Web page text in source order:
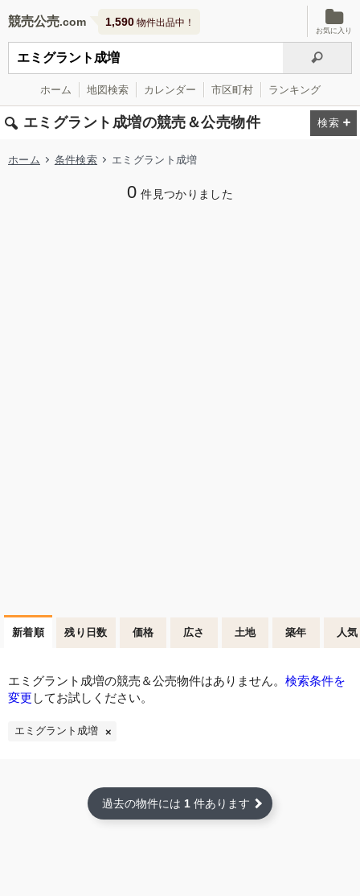
競売公売 1,590 物件出品中！
お気に入り
ホーム 地図検索 カレンダー 市区町村 ランキング
エミグラント成増の競売＆公売物件
ホーム 条件検索 エミグラント成増
0 件見つかりました
新着順 残り日数 価格 広さ 土地 築年 人気
エミグラント成増の競売＆公売物件はありません。 検索条件を
変更 してお試しください。
エミグラント成増
過去の物件には 1 件あります